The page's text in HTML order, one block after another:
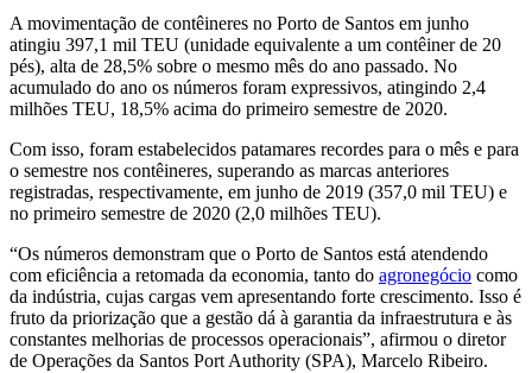
A movimentação de contêineres no Porto de Santos em junho
atingiu 397,1 mil TEU (unidade equivalente a um contêiner de 20
pés), alta de 28,5% sobre o mesmo mês do ano passado. No
acumulado do ano os números foram expressivos, atingindo 2,4
milhões TEU, 18,5% acima do primeiro semestre de 2020.
Com isso, foram estabelecidos patamares recordes para o mês e para
o semestre nos contêineres, superando as marcas anteriores
registradas, respectivamente, em junho de 2019 (357,0 mil TEU) e
no primeiro semestre de 2020 (2,0 milhões TEU).
“Os números demonstram que o Porto de Santos está atendendo
com eficiência a retomada da economia, tanto do agronegócio como
da indústria, cujas cargas vem apresentando forte crescimento. Isso é
fruto da priorização que a gestão dá à garantia da infraestrutura e às
constantes melhorias de processos operacionais”, afirmou o diretor
de Operações da Santos Port Authority (SPA), Marcelo Ribeiro.